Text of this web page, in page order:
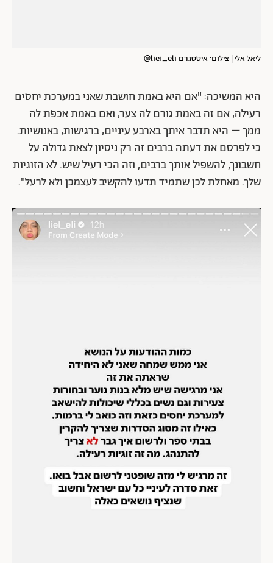
ליאל אלי | צילום: איסטגרם liei_eli@
היא המשיכה: "אם היא באמת חושבת שאני במערכת יחסים
רעילה, אם זה באמת גורם לה צער, ואם באמת אכפת לה
ממך – היא תדבר איתך בארבע עיניים, ברגישות, באנושיות.
כי לפרסם את דעתה ברבים זה רק ניסיון לצאת גדולה על
חשבונך, להשפיל אותך ברבים, וזה הכי רעיל שיש. לא הזוגיות
שלך. מאחלת לכן שתמיד תדעו להקשיב לעצמכן ולא לרעל".